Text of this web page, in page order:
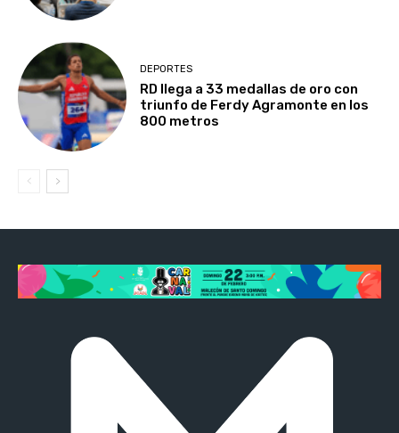
DEPORTES
RD llega a 33 medallas de oro con
triunfo de Ferdy Agramonte en los
800 metros